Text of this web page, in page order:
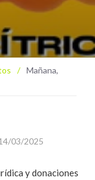
/ Mañana,
03/2025
y donaciones